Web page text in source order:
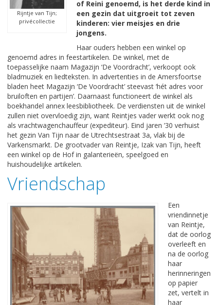
Rijntje van Tijn;
privécollectie
of Reini genoemd, is het derde kind in
een gezin dat uitgroeit tot zeven
kinderen: vier meisjes en drie
jongens.
Haar ouders hebben een winkel op
genoemd adres in feestartikelen. De winkel, met de
toepasselijke naam Magazijn ‘De Voordracht’, verkoopt ook
bladmuziek en liedteksten. In advertenties in de Amersfoortse
bladen heet Magazijn ‘De Voordracht’ steevast ‘hét adres voor
bruiloften en partijen’. Daarnaast functioneert de winkel als
boekhandel annex leesbibliotheek. De verdiensten uit de winkel
zullen niet overvloedig zijn, want Reintjes vader werkt ook nog
als vrachtwagenchauffeur (expediteur). Eind jaren ’30 verhuist
het gezin Van Tijn naar de Utrechtsestraat 3a, vlak bij de
Varkensmarkt. De grootvader van Reintje, Izak van Tijn, heeft
een winkel op de Hof in galanterieën, speelgoed en
huishoudelijke artikelen.
Vriendschap
Een
vriendinnetje
van Reintje,
dat de oorlog
overleeft en
na de oorlog
haar
herinneringen
op papier
zet, vertelt in
haar